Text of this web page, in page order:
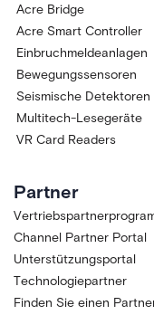
Acre Bridge
Acre Smart Controller
Einbruchmeldeanlagen
Bewegungssensoren
Seismische Detektoren
Multitech-Lesegeräte
VR Card Readers
Partner
Channel Partner Portal
Unterstützungsportal
Technologiepartner
Finden Sie einen